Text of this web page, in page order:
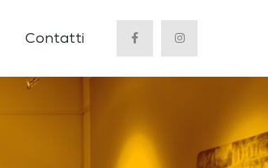
Contatti